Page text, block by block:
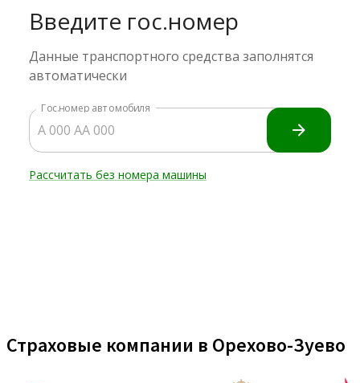
Страховые компании в Орехово-Зуево